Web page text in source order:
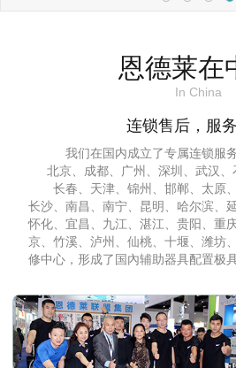
恩德莱在
In China
连锁售后，服
我们在国内成立了专属连锁服
北京、成都、广州、深圳、武汉、
长春、天津、锦州、邯郸、太原
长沙、南昌、南宁、昆明、哈尔滨、
怀化、宜昌、九江、湛江、贵阳、重
京、竹溪、泸州、仙桃、十堰、潍坊
修中心，形成了国內辅助器具配置极